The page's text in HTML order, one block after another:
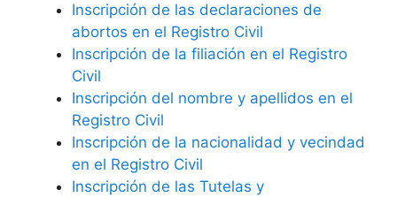
Inscripción de las declaraciones de
abortos en el Registro Civil
Inscripción de la filiación en el Registro
Civil
Inscripción del nombre y apellidos en el
Registro Civil
Inscripción de la nacionalidad y vecindad
en el Registro Civil
Inscripción de las Tutelas y